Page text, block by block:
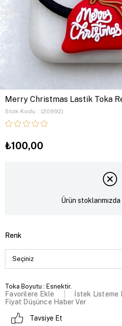
Merry Christmas Lastik Toka
Stok Kodu (20992)
₺100,00
Ürün stoklarımızda
Renk
Toka Boyutu : Esnektir.
Favorilere Ekle
İstek Listeme
Fiyat Düşünce Haber Ver
Tavsiye Et